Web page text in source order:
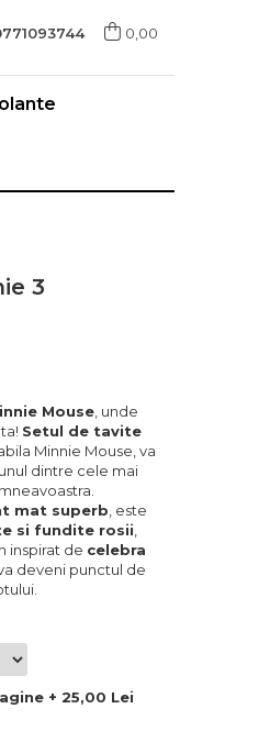
0,00
3
Mouse , unde
Setul de tavite
Minnie Mouse, va
dintre cele mai
mat superb , este
si fundite rosii
inspirat de celebra
deveni punctul de
+ 25,00 Lei